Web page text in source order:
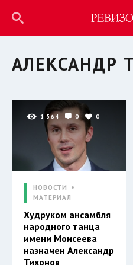
АЛЕКСАНДР
1 564 0 0
НОВОСТИ
МАТЕРИАЛ
Худруком ансамбля
народного танца
имени Моисеева
назначен Александр
Тихонов